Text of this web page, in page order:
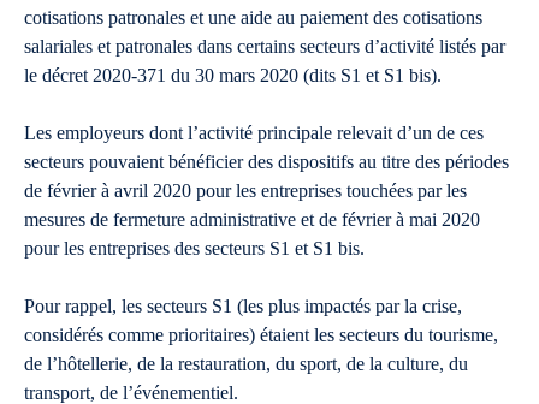
cotisations patronales et une aide au paiement des cotisations
salariales et patronales dans certains secteurs d’activité listés par
le décret 2020-371 du 30 mars 2020 (dits S1 et S1 bis).
Les employeurs dont l’activité principale relevait d’un de ces
secteurs pouvaient bénéficier des dispositifs au titre des périodes
de février à avril 2020 pour les entreprises touchées par les
mesures de fermeture administrative et de février à mai 2020
pour les entreprises des secteurs S1 et S1 bis.
Pour rappel, les secteurs S1 (les plus impactés par la crise,
considérés comme prioritaires) étaient les secteurs du tourisme,
de l’hôtellerie, de la restauration, du sport, de la culture, du
transport, de l’événementiel.